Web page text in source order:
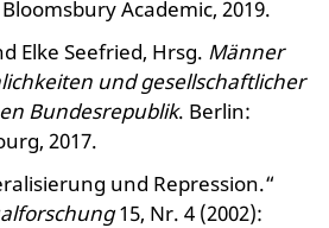
Academic, 2019.
Elke Seefried, Hrsg. Männer
und gesellschaftlicher
Bundesrepublik. Berlin:
2017.
und Repression.“
15, Nr. 4 (2002):